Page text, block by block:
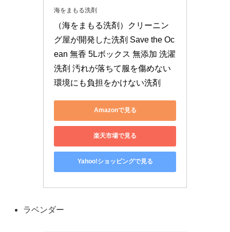
海をまもる洗剤
（海をまもる洗剤）クリーニン
グ屋が開発した洗剤 Save the Oc
ean 無香 5Lボックス 無添加 洗濯
洗剤 汚れが落ちて服を傷めない
環境にも負担をかけない洗剤
Amazonで見る
楽天市場で見る
Yahoo!ショッピングで見る
ラベンダー